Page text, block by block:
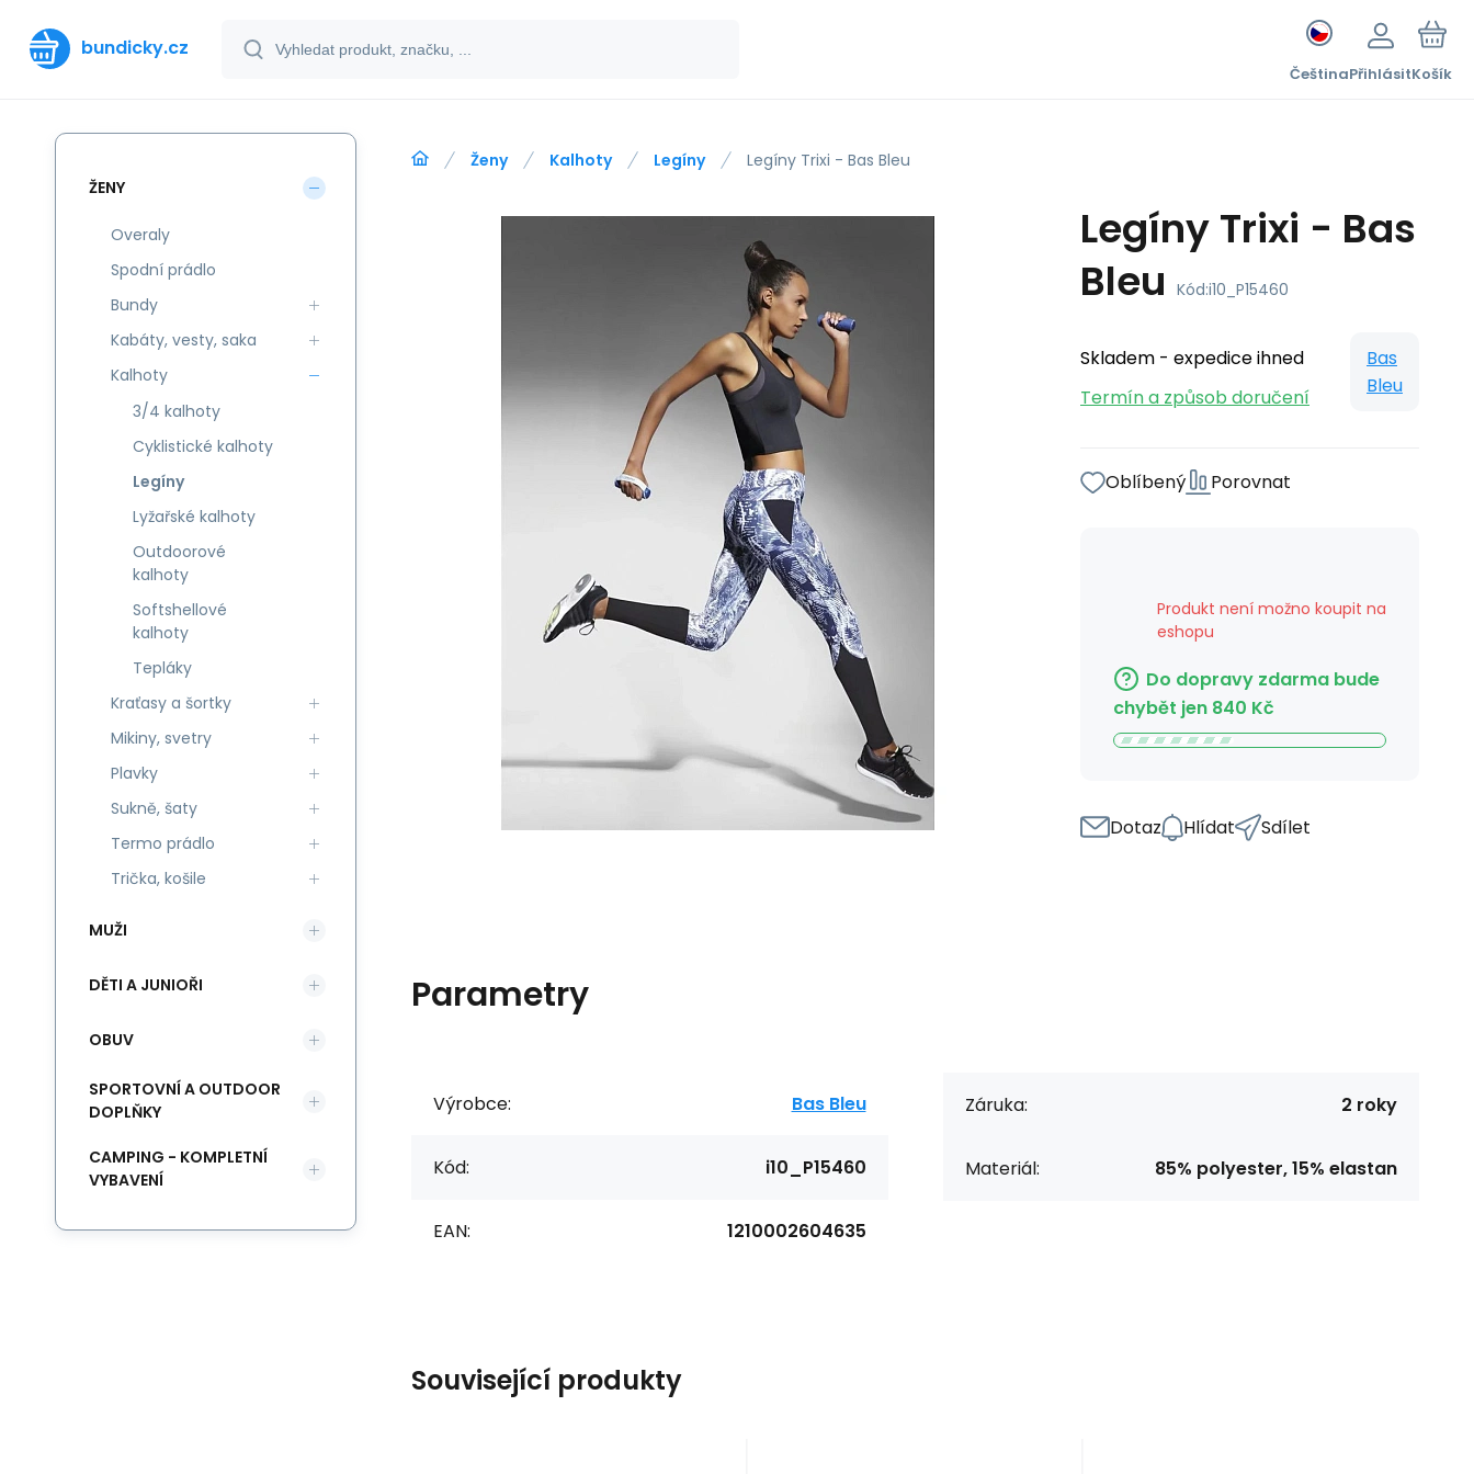
bundicky.cz
ČeštinaPřihlásitKošík
Ženy Kalhoty Legíny Legíny Trixi - Bas Bleu
Legíny Trixi - Bas
Bleu Kód:i10_P15460
Skladem - expedice ihned
Termín a způsob doručení
Bas
Bleu
Oblíbený Porovnat
Produkt není možno koupit na
eshopu
Do dopravy zdarma bude
chybět jen 840 Kč
Dotaz Hlídat Sdílet
Parametry
Výrobce: Bas Bleu
Kód: i10_P15460
EAN: 1210002604635
Záruka: 2 roky
Materiál: 85% polyester, 15% elastan
Související produkty
ŽENY
Overaly
Spodní prádlo
Bundy
Kabáty, vesty, saka
Kalhoty
3/4 kalhoty
Cyklistické kalhoty
Legíny
Lyžařské kalhoty
Outdoorové
kalhoty
Softshellové
kalhoty
Tepláky
Kraťasy a šortky
Mikiny, svetry
Plavky
Sukně, šaty
Termo prádlo
Trička, košile
MUŽI
DĚTI A JUNIOŘI
OBUV
SPORTOVNÍ A OUTDOOR
DOPLŇKY
CAMPING - KOMPLETNÍ
VYBAVENÍ